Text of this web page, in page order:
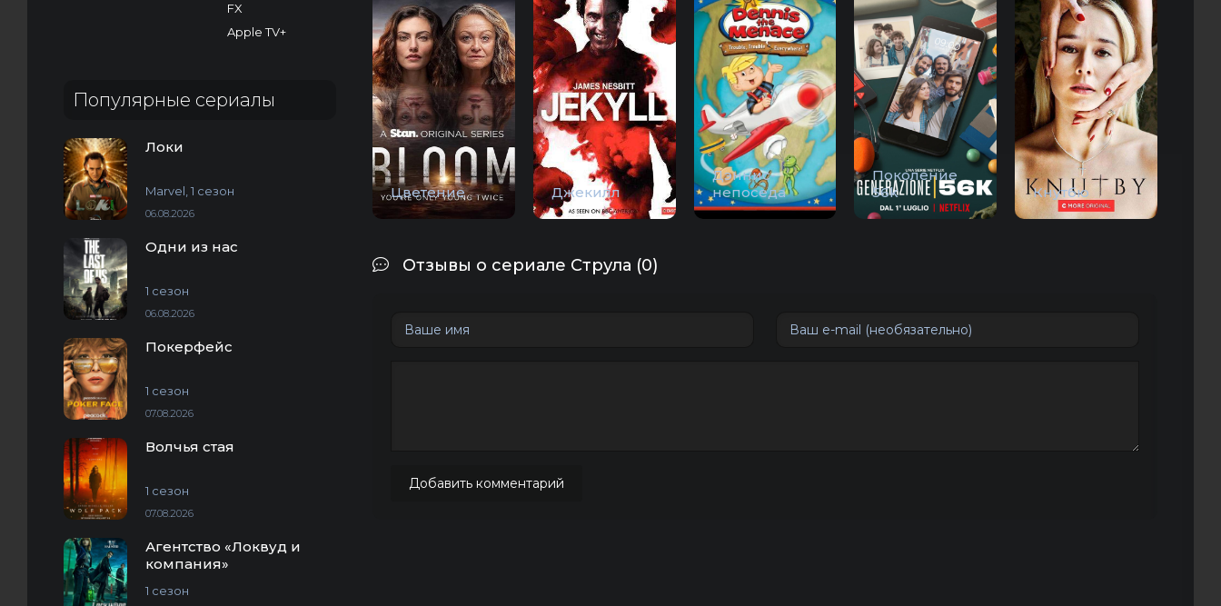
FX
Apple TV+
Популярные сериалы
Локи
Marvel, 1 сезон
06.08.2026
Одни из нас
1 сезон
06.08.2026
Покерфейс
1 сезон
07.08.2026
Волчья стая
1 сезон
07.08.2026
Агентство «Локвуд и
компания»
1 сезон
Цветение Джекилл
Дэннис-
непоседа
Поколение
56k
Кнутбю
Отзывы о сериале Струла (0)
Добавить комментарий